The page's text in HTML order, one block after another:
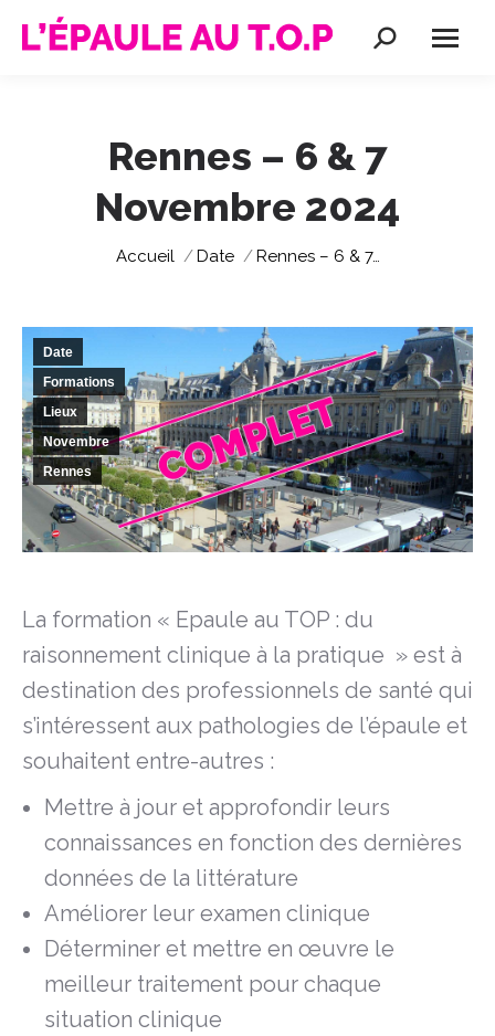
Recherche
Rennes – 6 & 7
Novembre 2024
Vous êtes ici :
Accueil Date Rennes – 6 & 7…
Date
Formations
Lieux
Novembre
Rennes
La formation « Epaule au TOP : du
raisonnement clinique à la pratique » est à
destination des professionnels de santé qui
s’intéressent aux pathologies de l’épaule et
souhaitent entre-autres :
Mettre à jour et approfondir leurs
connaissances en fonction des dernières
données de la littérature
Améliorer leur examen clinique
Déterminer et mettre en œuvre le
meilleur traitement pour chaque
situation clinique